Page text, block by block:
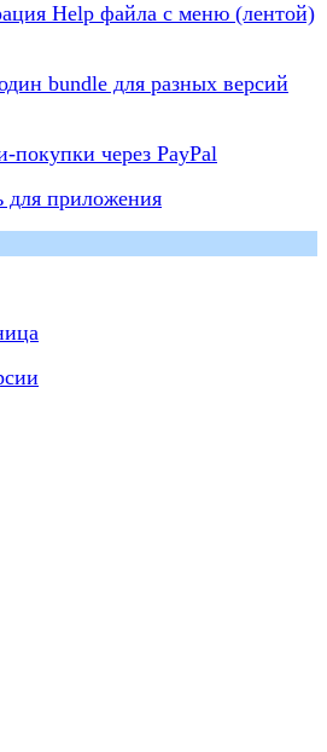
Help файла с меню (лентой)
bundle для разных версий
через PayPal
для приложения